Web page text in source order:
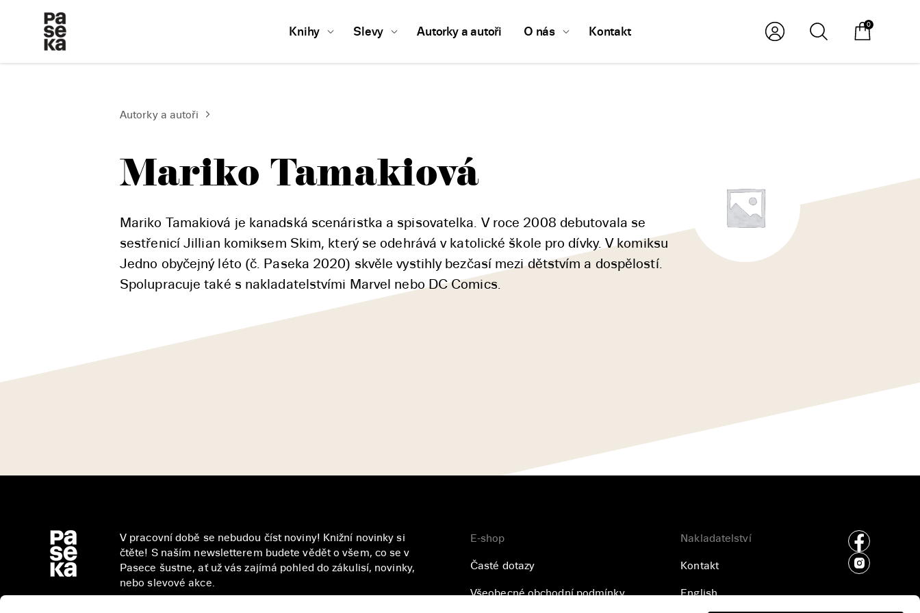
Knihy Slevy Autorky a autoři O nás Kontakt 0
Autorky a autoři
Mariko Tamakiová
Mariko Tamakiová je kanadská scenáristka a spisovatelka. V roce 2008 debutovala se
sestřenicí Jillian komiksem Skim, který se odehrává v katolické škole pro dívky. V komiksu
Jedno obyčejný léto (č. Paseka 2020) skvěle vystihly bezčasí mezi dětstvím a dospělostí.
Spolupracuje také s nakladatelstvími Marvel nebo DC Comics.
V pracovní době se nebudou číst noviny! Knižní novinky si
čtěte! S naším newsletterem budete vědět o všem, co se v
Pasece šustne, ať už vás zajímá pohled do zákulisí, novinky,
nebo slevové akce.
E-shop
Časté dotazy
Všeobecné obchodní podmínky
Nakladatelství
Kontakt
English